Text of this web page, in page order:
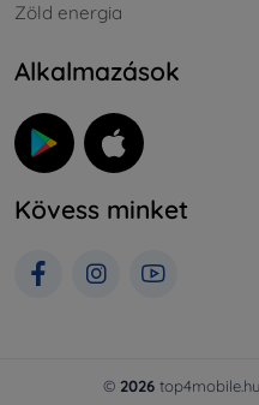
Zöld energia
Alkalmazások
Kövess minket
© 2026